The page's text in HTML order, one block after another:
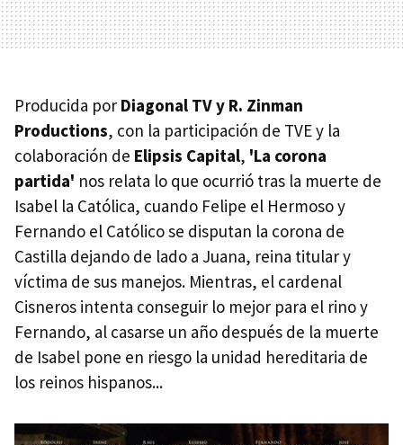
Producida por Diagonal TV y R. Zinman
Productions, con la participación de TVE y la
colaboración de Elipsis Capital, 'La corona
partida' nos relata lo que ocurrió tras la muerte de
Isabel la Católica, cuando Felipe el Hermoso y
Fernando el Católico se disputan la corona de
Castilla dejando de lado a Juana, reina titular y
víctima de sus manejos. Mientras, el cardenal
Cisneros intenta conseguir lo mejor para el rino y
Fernando, al casarse un año después de la muerte
de Isabel pone en riesgo la unidad hereditaria de
los reinos hispanos...